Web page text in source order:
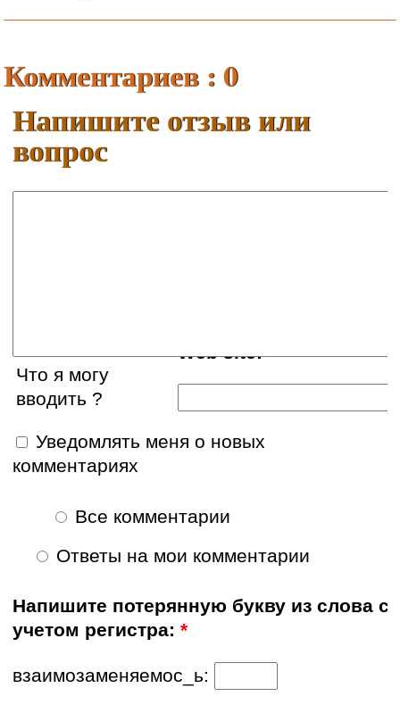
Комментариев : 0
Напишите отзыв или
вопрос
Web site:
Что я могу
вводить ?
Уведомлять меня о новых
комментариях
Все комментарии
Ответы на мои комментарии
Напишите потерянную букву из слова с
учетом регистра:*
взаимозаменяемос_ь: